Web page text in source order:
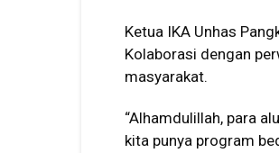
Ketua IKA Unhas
Kolaborasi dengan
masyarakat.
“Alhamdulillah, para
kita punya program